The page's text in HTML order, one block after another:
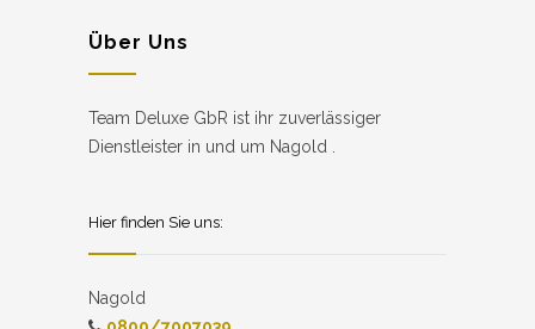
Über Uns
Team Deluxe GbR ist ihr zuverlässiger
Dienstleister in und um Nagold .
Hier finden Sie uns:
Nagold